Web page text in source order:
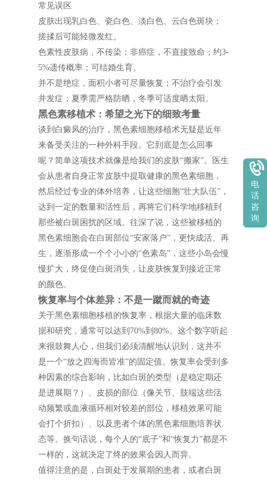
常见误区
皮肤出现乳白色、瓷白色、淡白色、云白色斑块；
搓揉后可能轻微发红。
色素性皮肤病，不传染；非癌症，不直接致命；约3-
5%遗传概率；可结婚生育。
并不是绝症，面积小者可尽量恢复；不治疗会引发
并发症；夏季需严格防晒，冬季可适度晒太阳。
黑色素移植术：希望之光下的细致考量
谈到白癜风的治疗，黑色素细胞移植术无疑是近年
来备受关注的一种外科手段。它到底是怎么回事
呢？简单这项技术就像是给我们的皮肤“搬家”。医生
会从患者自身正常皮肤中提取健康的黑色素细胞，
然后经过专业的体外培养，让这些细胞“壮大队伍”，
达到一定的数量和活性后，再将它们科学地移植到
那些被白斑困扰的区域。往深了说，这些被移植的
黑色素细胞会在白斑部位“安家落户”，更快成活、再
生，逐渐形成一个个小小的“色素岛”，这些小岛会慢
慢扩大，终促使白斑消失，让皮肤恢复到接近正常
的颜色。
恢复率与个体差异：不是一蹴而就的奇迹
关于黑色素细胞移植的恢复率，根据大量的临床数
据和研究，通常可以达到70%到80%。这个数字听起
来很鼓舞人心，但我们必须清醒地认识到，这并不
是一个“放之四海而皆准”的固定值。恢复率会受到多
种因素的综合影响，比如白斑的类型（是稳定期还
是进展期？）、皮损的部位（像关节、肢端这些活
动频繁或血液循环相对较差的部位，移植效果可能
会打个折扣）、以及患者个体的黑色素细胞培养状
态等。换句话说，每个人的“底子”和“恢复力”都是不
一样的，这就决定了终的效果会因人而异。
值得注意的是，白斑处于发展期的患者，或者白斑
电
话
咨
询